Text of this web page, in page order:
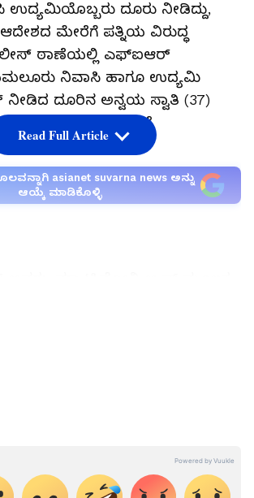
ದೂರು ನೀಡಿದ್ದು,
ಮೇರೆಗೆ ಪತ್ನಿಯ ವಿರುದ್ಧ
ಠಾಣೆಯಲ್ಲಿ ಎಫ್‌ಐಆರ್
ನಿವಾಸಿ ಹಾಗೂ ಉದ್ಯಮಿ
ದೂರಿನ ಅನ್ವಯ ಸ್ವಾತಿ (37)
ಪ್ರಕರಣ ದಾಖಲಿಸಿ ತನಿಖೆ
asianet suvarna news ಅನ್ನು
ಆಯ್ಕೆ ಮಾಡಿಕೊಳ್ಳಿ
ಹಣ ನೀಡದಿದ್ದರೆ ತನ್ನನ್ನು ಏಡ್ಸ್
ವೇಶ್ಯಾವಾಟಿಕೆ
Read Full Article